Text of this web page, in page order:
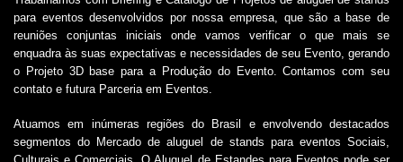
para eventos desenvolvidos por nossa empresa, que são a base de
reuniões conjuntas iniciais onde vamos verificar o que mais se
enquadra às suas expectativas e necessidades de seu Evento, gerando
o Projeto 3D base para a Produção do Evento. Contamos com seu
contato e futura Parceria em Eventos.
Atuamos em inúmeras regiões do Brasil e envolvendo destacados
segmentos do Mercado dealuguel de stands para eventos Sociais,